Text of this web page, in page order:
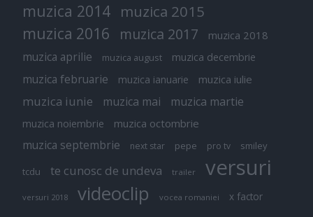
muzica 2014 muzica 2015
muzica 2016 muzica 2017 muzica 2018
muzica aprilie muzica august muzica decembrie
muzica februarie muzica ianuarie muzica iulie
muzica iunie muzica mai muzica martie
muzica noiembrie muzica octombrie
muzica septembrie next star pepe pro tv smiley
tcdu te cunosc de undeva trailer versuri
versuri 2018 videoclip vocea romaniei x factor